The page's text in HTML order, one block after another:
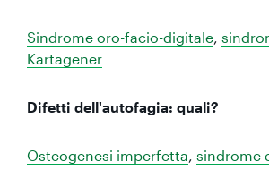
Sindrome oro-facio-digitale
Kartagener
Difetti dell'autofagia: quali?
Osteogenesi imperfetta sindrome